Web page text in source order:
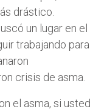
drástico.
un lugar en el
trabajando para
crisis de asma.
el asma, si usted